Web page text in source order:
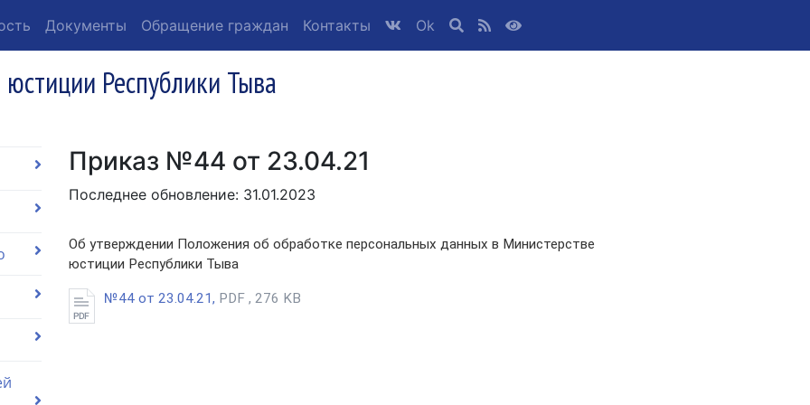
Документы Обращение граждан Контакты Ok
Республики Тыва
Приказ №44 от 23.04.21
Последнее обновление: 31.01.2023
Об утверждении Положения об обработке персональных данных в Министерстве
юстиции Республики Тыва
№44 от 23.04.21, PDF , 276 KB